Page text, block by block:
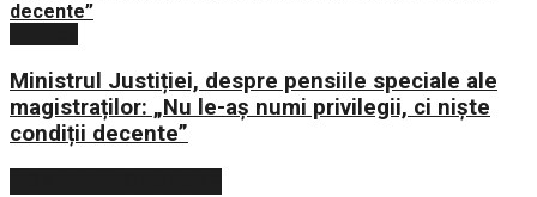
Ministrul Justiției, despre pensiile speciale ale
magistraților: „Nu le-aș numi privilegii, ci niște
condiții decente”